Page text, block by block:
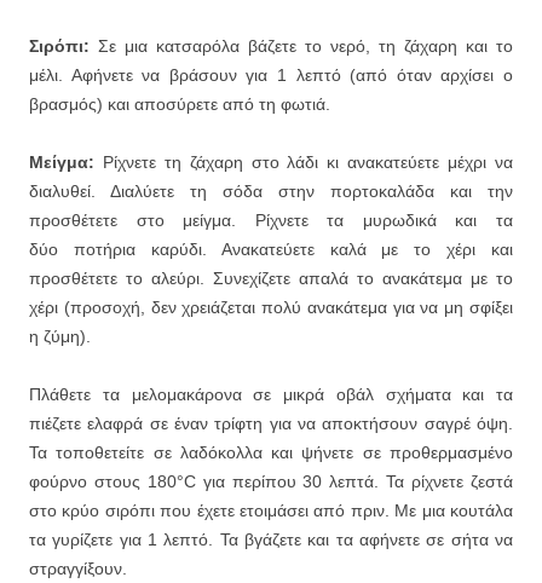
Σιρόπι: Σε μια κατσαρόλα βάζετε το νερό, τη ζάχαρη και το
μέλι. Αφήνετε να βράσουν για 1 λεπτό (από όταν αρχίσει ο
βρασμός) και αποσύρετε από τη φωτιά.
Μείγμα: Ρίχνετε τη ζάχαρη στο λάδι κι ανακατεύετε μέχρι να
διαλυθεί. Διαλύετε τη σόδα στην πορτοκαλάδα και την
προσθέτετε στο μείγμα. Ρίχνετε τα μυρωδικά και τα
δύο ποτήρια καρύδι. Ανακατεύετε καλά με το χέρι και
προσθέτετε το αλεύρι. Συνεχίζετε απαλά το ανακάτεμα με το
χέρι (προσοχή, δεν χρειάζεται πολύ ανακάτεμα για να μη σφίξει
η ζύμη).
Πλάθετε τα μελομακάρονα σε μικρά οβάλ σχήματα και τα
πιέζετε ελαφρά σε έναν τρίφτη για να αποκτήσουν σαγρέ όψη.
Τα τοποθετείτε σε λαδόκολλα και ψήνετε σε προθερμασμένο
φούρνο στους 180°C για περίπου 30 λεπτά. Τα ρίχνετε ζεστά
στο κρύο σιρόπι που έχετε ετοιμάσει από πριν. Με μια κουτάλα
τα γυρίζετε για 1 λεπτό. Τα βγάζετε και τα αφήνετε σε σήτα να
στραγγίξουν.